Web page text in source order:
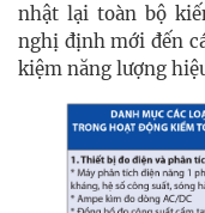
nhật lại toàn bộ
nghị định mới đến
kiệm năng lượng